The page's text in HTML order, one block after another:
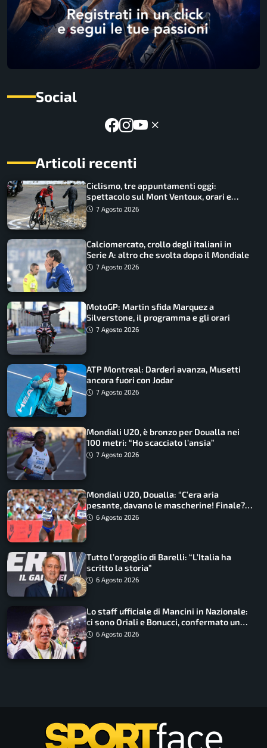
Social
Articoli recenti
Ciclismo, tre appuntamenti oggi:
spettacolo sul Mont Ventoux, orari e
come vederli
7 Agosto 2026
Calciomercato, crollo degli italiani in
Serie A: altro che svolta dopo il Mondiale
7 Agosto 2026
MotoGP: Martin sfida Marquez a
Silverstone, il programma e gli orari
7 Agosto 2026
ATP Montreal: Darderi avanza, Musetti
ancora fuori con Jodar
7 Agosto 2026
Mondiali U20, è bronzo per Doualla nei
100 metri: “Ho scacciato l’ansia”
7 Agosto 2026
Mondiali U20, Doualla: “C’era aria
pesante, davano le mascherine! Finale?
Non ho nulla da perdere”
6 Agosto 2026
Tutto l’orgoglio di Barelli: “L’Italia ha
scritto la storia”
6 Agosto 2026
Lo staff ufficiale di Mancini in Nazionale:
ci sono Oriali e Bonucci, confermato un
ritorno
6 Agosto 2026